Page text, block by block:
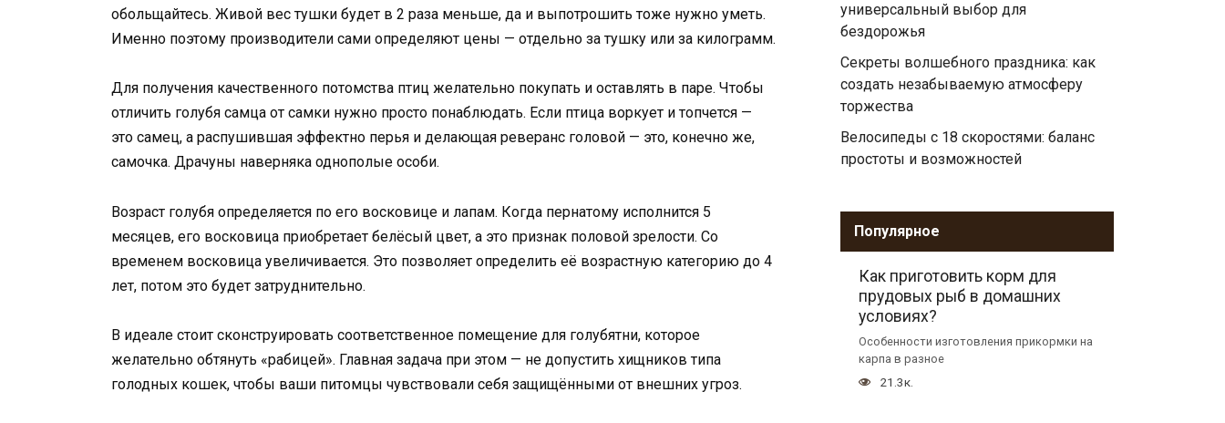
обольщайтесь. Живой вес тушки будет в 2 раза меньше, да и выпотрошить тоже нужно уметь.
Именно поэтому производители сами определяют цены — отдельно за тушку или за килограмм.
Для получения качественного потомства птиц желательно покупать и оставлять в паре. Чтобы
отличить голубя самца от самки нужно просто понаблюдать. Если птица воркует и топчется —
это самец, а распушившая эффектно перья и делающая реверанс головой — это, конечно же,
самочка. Драчуны наверняка однополые особи.
Возраст голубя определяется по его восковице и лапам. Когда пернатому исполнится 5
месяцев, его восковица приобретает белёсый цвет, а это признак половой зрелости. Со
временем восковица увеличивается. Это позволяет определить её возрастную категорию до 4
лет, потом это будет затруднительно.
В идеале стоит сконструировать соответственное помещение для голубятни, которое
желательно обтянуть «рабицей». Главная задача при этом — не допустить хищников типа
голодных кошек, чтобы ваши питомцы чувствовали себя защищёнными от внешних угроз.
универсальный выбор для
бездорожья
Секреты волшебного праздника: как
создать незабываемую атмосферу
торжества
Велосипеды с 18 скоростями: баланс
простоты и возможностей
Популярное
Как приготовить корм для
прудовых рыб в домашних
условиях?
Особенности изготовления прикормки на
карпа в разное
21.3к.